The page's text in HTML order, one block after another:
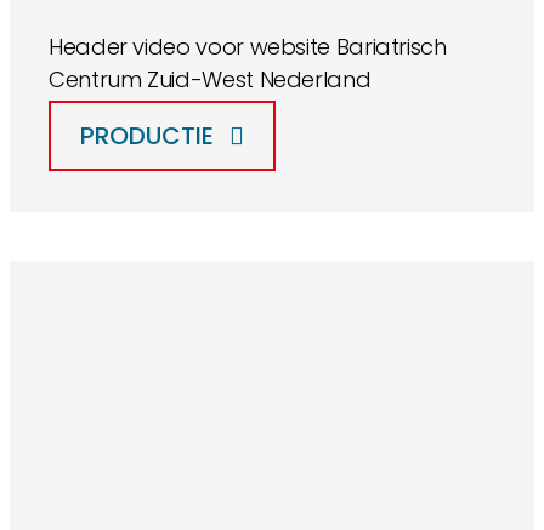
Header video voor website Bariatrisch
Centrum Zuid-West Nederland
PRODUCTIE